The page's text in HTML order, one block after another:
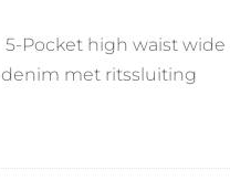
5-Pocket high waist
denim met ritssluiting